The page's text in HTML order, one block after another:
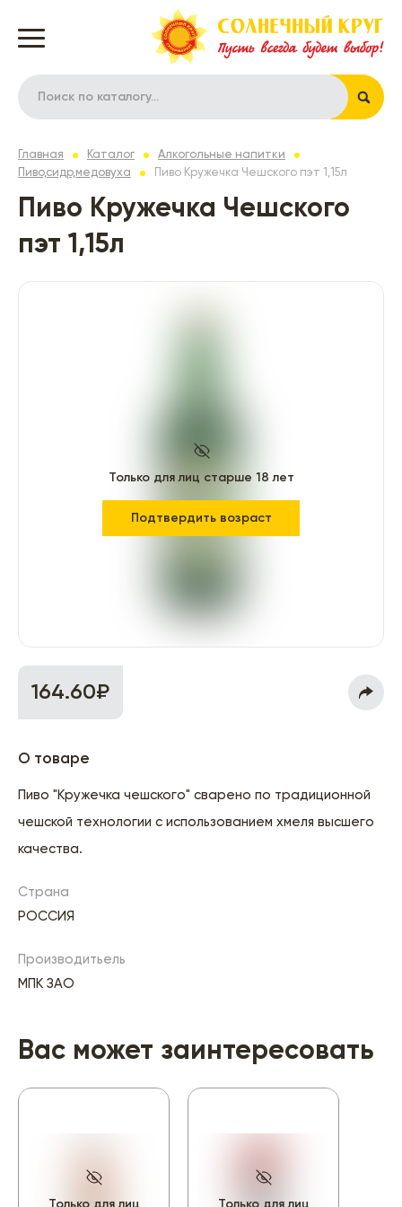
Главная Каталог
Алкогольные напитки
Пиво,сидр,медовуха
Пиво Кружечка Чешского пэт 1,15л
Пиво Кружечка Чешского
пэт 1,15л
Только для лиц старше 18 лет
Подтвердить возраст
164.60₽
О товаре
Пиво "Кружечка чешского" сварено по традиционной
чешской технологии с использованием хмеля высшего
качества.
Страна
РОССИЯ
Производитьель
МПК ЗАО
Вас может заинтересовать
Только для лиц
Только для лиц